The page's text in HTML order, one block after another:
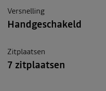
Versnelling
Handgeschakeld
Zitplaatsen
7 zitplaatsen